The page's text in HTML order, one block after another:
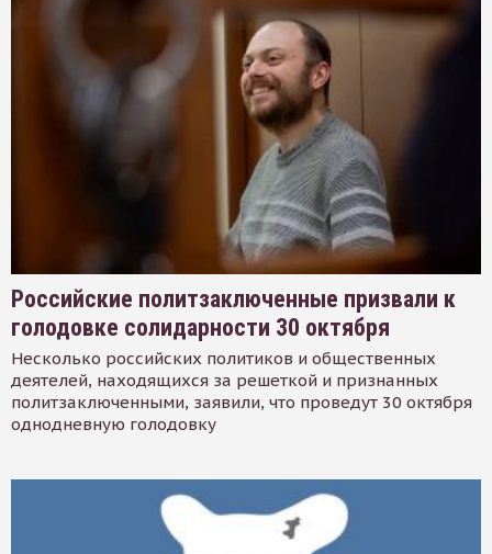
Российские политзаключенные призвали к
голодовке солидарности 30 октября
Несколько российских политиков и общественных
деятелей, находящихся за решеткой и признанных
политзаключенными, заявили, что проведут 30 октября
однодневную голодовку